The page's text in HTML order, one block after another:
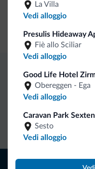
Servizi di pulizia
Pulizia giornaliera
La Villa
Vedi alloggio
Presulis Hideaway
Fiè allo Sciliar
Vedi alloggio
Good Life Hotel
Obereggen - Ega
Vedi alloggio
Caravan Park Sexten
Sesto
Vedi alloggio
Vantaggi esclusivi
diretto